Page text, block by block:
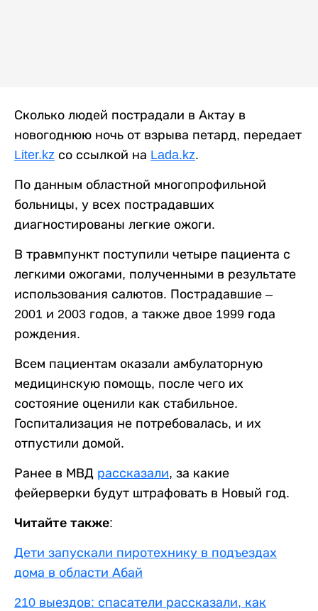
Сколько людей пострадали в Актау в
новогоднюю ночь от взрыва петард, передает
Liter.kz со ссылкой на Lada.kz.
По данным областной многопрофильной
больницы, у всех пострадавших
диагностированы легкие ожоги.
В травмпункт поступили четыре пациента с
легкими ожогами, полученными в результате
использования салютов. Пострадавшие –
2001 и 2003 годов, а также двое 1999 года
рождения.
Всем пациентам оказали амбулаторную
медицинскую помощь, после чего их
состояние оценили как стабильное.
Госпитализация не потребовалась, и их
отпустили домой.
Ранее в МВД рассказали, за какие
фейерверки будут штрафовать в Новый год.
Читайте также:
Дети запускали пиротехнику в подъездах
дома в области Абай
210 выездов: спасатели рассказали, как